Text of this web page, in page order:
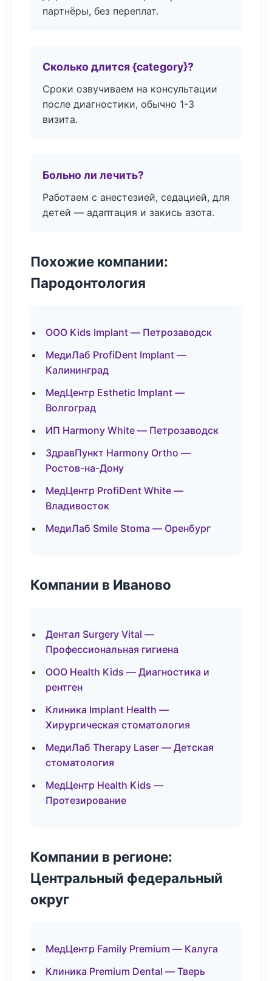
партнёры, без переплат.
Сколько длится {category}?
Сроки озвучиваем на консультации
после диагностики, обычно 1-3
визита.
Больно ли лечить?
Работаем с анестезией, седацией, для
детей — адаптация и закись азота.
Похожие компании:
Пародонтология
ООО Kids Implant — Петрозаводск
МедиЛаб ProfiDent Implant —
Калининград
МедЦентр Esthetic Implant —
Волгоград
ИП Harmony White — Петрозаводск
ЗдравПункт Harmony Ortho —
Ростов-на-Дону
МедЦентр ProfiDent White —
Владивосток
МедиЛаб Smile Stoma — Оренбург
Компании в Иваново
Дентал Surgery Vital —
Профессиональная гигиена
ООО Health Kids — Диагностика и
рентген
Клиника Implant Health —
Хирургическая стоматология
МедиЛаб Therapy Laser — Детская
стоматология
МедЦентр Health Kids —
Протезирование
Компании в регионе:
Центральный федеральный
округ
МедЦентр Family Premium — Калуга
Клиника Premium Dental — Тверь